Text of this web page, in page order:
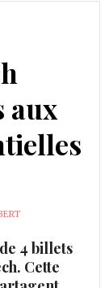
aux
4 billets
Cette